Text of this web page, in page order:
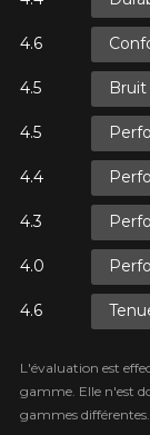
Bruit
L'évaluation est
gamme. Elle n'est
gammes différentes.
Votre
Année
Modèle
Option